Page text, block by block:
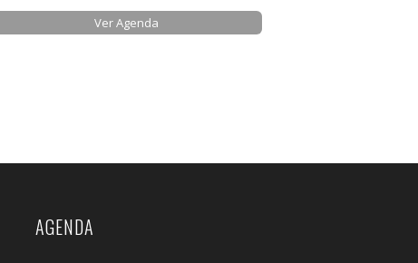
Ver Agenda
AGENDA